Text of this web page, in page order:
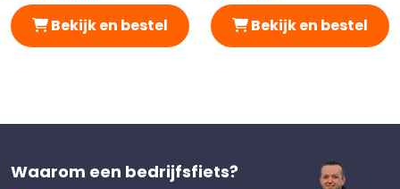
Bekijk en bestel Bekijk en bestel
Waarom een bedrijfsfiets?